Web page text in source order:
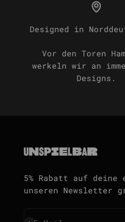
Designed in
Vor den Toren
werkeln wir an
Designs.
5% Rabatt auf deine
unseren Newsletter